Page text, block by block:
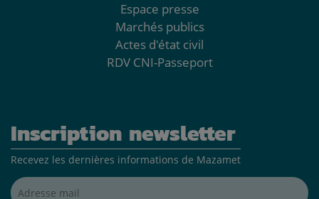
Espace presse
Marchés publics
Actes d'état civil
RDV CNI-Passeport
Inscription newsletter
Recevez les dernières informations de Mazamet
Adresse mail*